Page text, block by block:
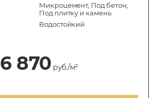
Микроцемент, Под бетон,
Под плитку и камень
Водостойкий
6 870 руб./м²